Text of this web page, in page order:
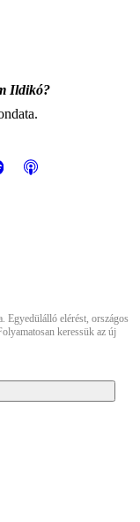
Ildikó?
Egyedülálló elérést, országos
keressük az új